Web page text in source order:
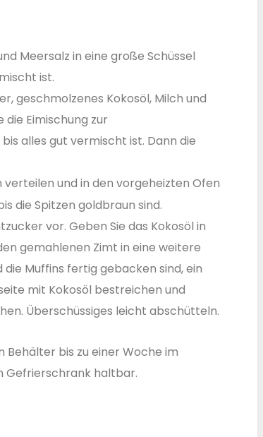
Meersalz in eine große Schüssel
ist.
geschmolzenes Kokosöl, Milch und
Eimischung zur
alles gut vermischt ist. Dann die
und in den vorgeheizten Ofen
die Spitzen goldbraun sind.
vor. Geben Sie das Kokosöl in
gemahlenen Zimt in eine weitere
Muffins fertig gebacken sind, ein
mit Kokosöl bestreichen und
Überschüssiges leicht abschütteln.
Behälter bis zu einer Woche im
Gefrierschrank haltbar.